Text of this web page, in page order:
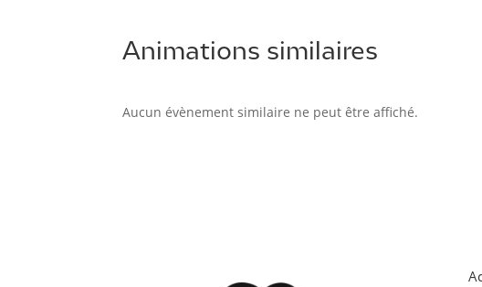
Animations similaires
Aucun évènement similaire ne peut être affiché.